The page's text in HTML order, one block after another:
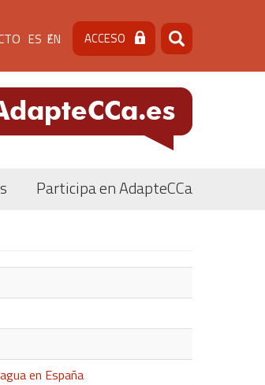
ES EN ACCESO Buscar
Buscar
Participa en AdapteCCa
en España